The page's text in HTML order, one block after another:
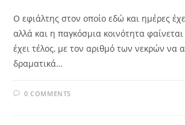
Ο εφιάλτης στον οποίο εδώ και ημέρες
αλλά και η παγκόσμια κοινότητα
έχει τέλος, με τον αριθμό των νεκρών να
δραματικά…
0 COMMENTS